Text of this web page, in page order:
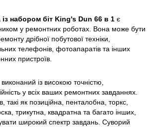
із набором біт King's Dun 66 в 1 є
у ремонтних роботах. Вона може бути
дрібної побутової техніки,
телефонів, фотоапаратів та інших
пристроїв.
із високою точністю,
у всіх ваших ремонтних завданнях.
такі як позиційна, пенталобна, торкс,
трикутна, квадратна та багато інших,
широкий спектр завдань. Суворий